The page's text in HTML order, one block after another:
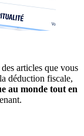
des articles que vous
déduction fiscale,
au monde tout en